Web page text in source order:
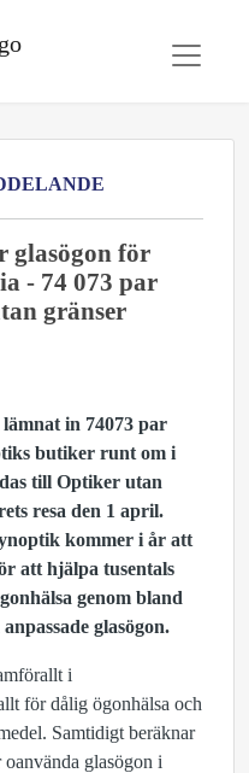
glasögon för
- 74 073 par
gränser
in 74073 par
butiker runt om i
till Optiker utan
resa den 1 april.
kommer i år att
att hjälpa tusentals
genom bland
glasögon.
i
för dålig ögonhälsa och
Samtidigt beräknar
glasögon i